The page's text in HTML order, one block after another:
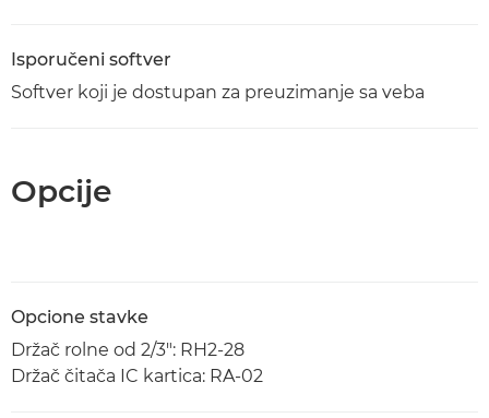
Isporučeni softver
Softver koji je dostupan za preuzimanje sa veba
Opcije
Opcione stavke
Držač rolne od 2/3": RH2-28
Držač čitača IC kartica: RA-02